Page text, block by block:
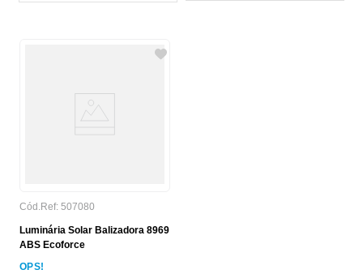
Cód.Ref: 507080
Luminária Solar Balizadora 8969
ABS Ecoforce
OPS!